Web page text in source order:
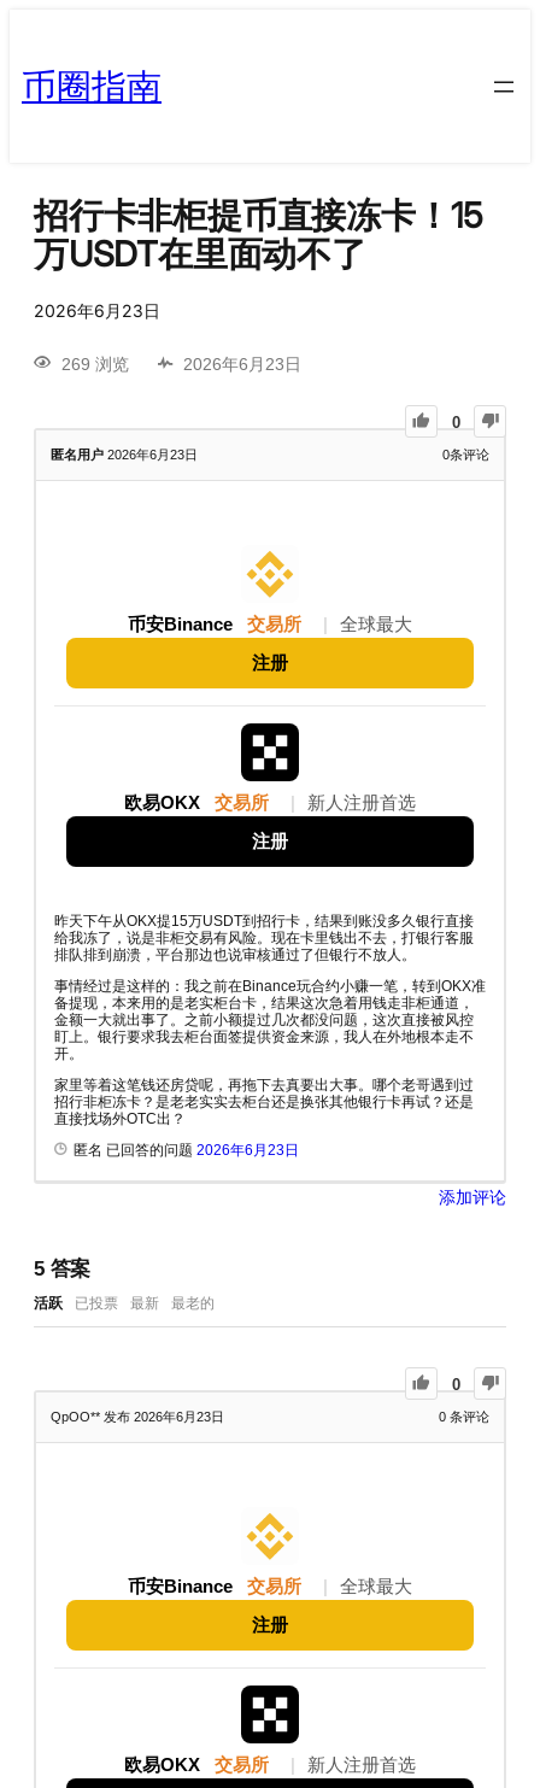
币圈指南
招行卡非柜提币直接冻卡！15
万USDT在里面动不了
2026年6月23日
269 浏览 2026年6月23日
0
匿名用户 2026年6月23日 0条评论
币安Binance 交易所 全球最大
注册
欧易OKX 交易所 新人注册首选
注册
昨天下午从OKX提15万USDT到招行卡，结果到账没多久银行直接
给我冻了，说是非柜交易有风险。现在卡里钱出不去，打银行客服
排队排到崩溃，平台那边也说审核通过了但银行不放人。
事情经过是这样的：我之前在Binance玩合约小赚一笔，转到OKX准
备提现，本来用的是老实柜台卡，结果这次急着用钱走非柜通道，
金额一大就出事了。之前小额提过几次都没问题，这次直接被风控
盯上。银行要求我去柜台面签提供资金来源，我人在外地根本走不
开。
家里等着这笔钱还房贷呢，再拖下去真要出大事。哪个老哥遇到过
招行非柜冻卡？是老老实实去柜台还是换张其他银行卡再试？还是
直接找场外OTC出？
匿名 已回答的问题 2026年6月23日
添加评论
5答案
活跃 已投票 最新 最老的
0
QpOO** 发布 2026年6月23日 0 条评论
币安Binance 交易所 全球最大
注册
欧易OKX 交易所 新人注册首选